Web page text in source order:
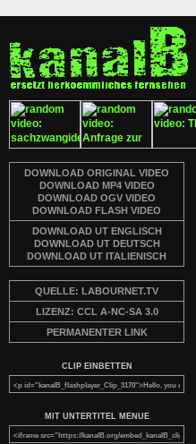
DOWNLOAD ORIGINAL VIDEO
DOWNLOAD MP4 VIDEO
DOWNLOAD OGV VIDEO
DOWNLOAD FLASH VIDEO
DOWNLOAD UT ENGLISCH
DOWNLOAD UT DEUTSCH
DOWNLOAD UT ITALIENISCH
QUELLE: LABOURNET.TV
LIZENZ: CCL A-NC-SA 3.0
PERMANENTER LINK
CLIP EINBETTEN
MIT UNTERTITEL MENUE